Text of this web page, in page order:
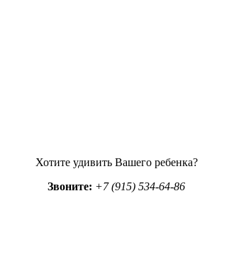
Хотите удивить Вашего ребенка?
Звоните: +7 (915) 534-64-86